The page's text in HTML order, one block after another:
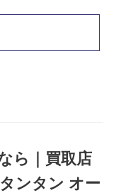
ら｜買取店
ンタン オー